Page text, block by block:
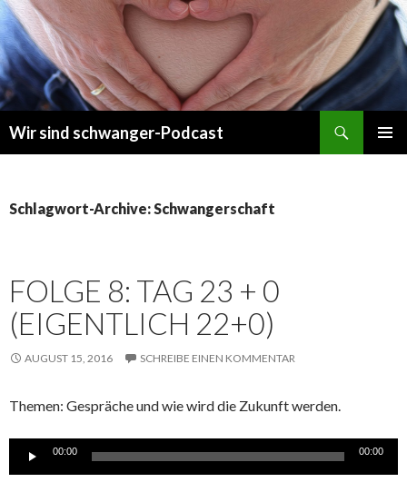
Wir sind schwanger-Podcast
Schlagwort-Archive: Schwangerschaft
FOLGE 8: TAG 23 + 0
(EIGENTLICH 22+0)
AUGUST 15, 2016 SCHREIBE EINEN KOMMENTAR
Themen: Gespräche und wie wird die Zukunft werden.
Audio-
00:00 00:00